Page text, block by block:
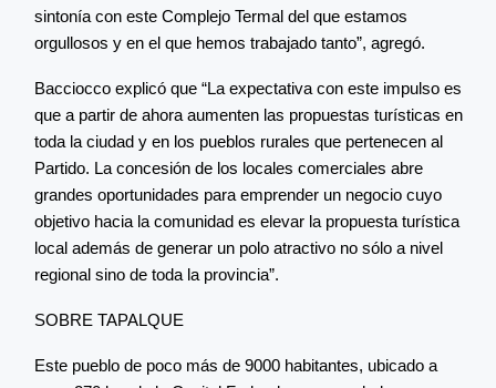
sintonía con este Complejo Termal del que estamos
orgullosos y en el que hemos trabajado tanto”, agregó.
Bacciocco explicó que “La expectativa con este impulso es
que a partir de ahora aumenten las propuestas turísticas en
toda la ciudad y en los pueblos rurales que pertenecen al
Partido. La concesión de los locales comerciales abre
grandes oportunidades para emprender un negocio cuyo
objetivo hacia la comunidad es elevar la propuesta turística
local además de generar un polo atractivo no sólo a nivel
regional sino de toda la provincia”.
SOBRE TAPALQUE
Este pueblo de poco más de 9000 habitantes, ubicado a